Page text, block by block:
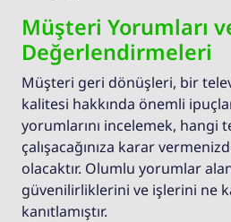
Müşteri Yorumları
Değerlendirmeleri
Müşteri geri dönüşleri, bir
kalitesi hakkında önemli
yorumlarını incelemek, hangi
çalışacağınıza karar
olacaktır. Olumlu yorumlar
güvenilirliklerini ve işlerini ne
kanıtlamıştır.